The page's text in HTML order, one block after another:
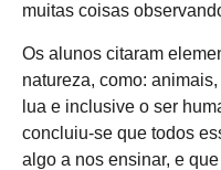
muitas coisas
Os alunos citaram
natureza, como:
lua e inclusive o ser
concluiu-se que todos
algo a nos ensinar, e